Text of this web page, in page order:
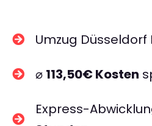
Umzug Düsseldorf
⌀ 113,50€ Kosten
Express-